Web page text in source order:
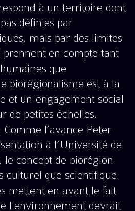
à un territoire dont
définies par
mais par des limites
prennent en compte tant
que
biorégionalisme est à la
et un engagement social
de petites échelles,
l’avance Peter
à l’Université de
le concept de biorégion
culturel que scientifique.
mettent en avant le fait
l'environnement devrait